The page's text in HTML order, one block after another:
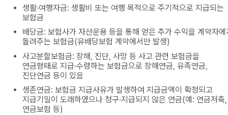
생활·여행자금: 생활비 또는 여행 목적으로 주기적으로 지급되는
보험금
배당금: 보험사가 자산운용 등을 통해 얻은 추가 수익을 계약자에
돌려주는 보험금(유배당보험 계약에서만 발생)
사고분할보험금: 장해, 진단, 사망 등 사고 관련 보험금을
연금형태로 지급·수령하는 보험금으로 장해연금, 유족연금,
진단연금 등이 있음
생존연금: 보험금 지급사유가 발생하여 지급금액이 확정되고
지급기일이 도래하였으나 청구·지급되지 않은 연금(예: 연금저축,
연금보험 등)